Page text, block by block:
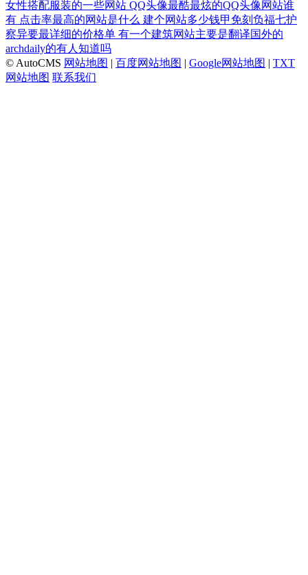
女性搭配服装的一些网站 QQ头像最酷最炫的QQ头像网站谁
有 点击率最高的网站是什么 建个网站多少钱甲免刻负福七护
察异要最详细的价格单 有一个建筑网站主要是翻译国外的
archdaily的有人知道吗
© AutoCMS 网站地图 | 百度网站地图 | Google网站地图 | TXT
网站地图 联系我们